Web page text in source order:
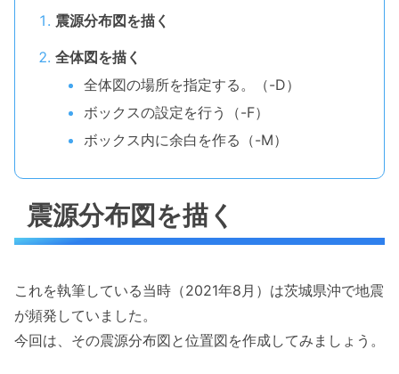
震源分布図を描く
全体図を描く
全体図の場所を指定する。（-D）
ボックスの設定を行う（-F）
ボックス内に余白を作る（-M）
震源分布図を描く
これを執筆している当時（2021年8月）は茨城県沖で地震
が頻発していました。
今回は、その震源分布図と位置図を作成してみましょう。